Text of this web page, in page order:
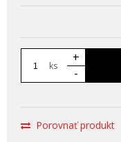
ks
+
-
Porovnať produkt